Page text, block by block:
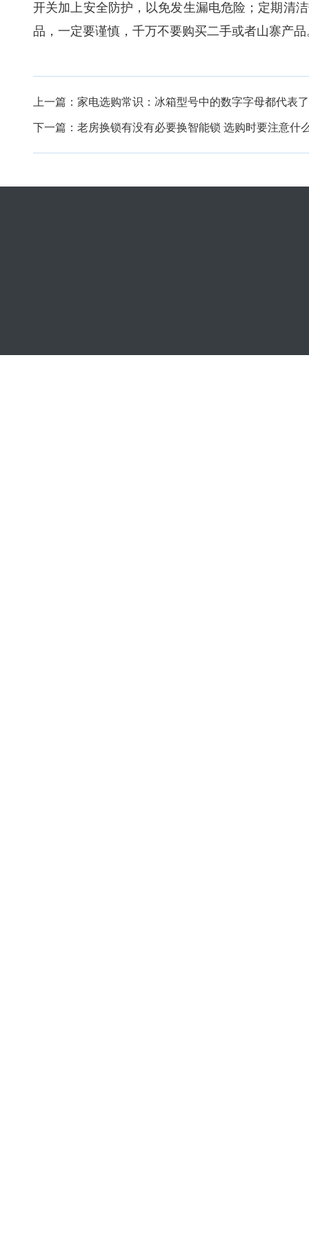
开关加上安全防护，以免发生漏电危险；定期清
品，一定要谨慎，千万不要购买二手或者山寨产品
上一篇： 家电选购常识：冰箱型号中的数字字母都代表
下一篇： 老房换锁有没有必要换智能锁 选购时要注意什